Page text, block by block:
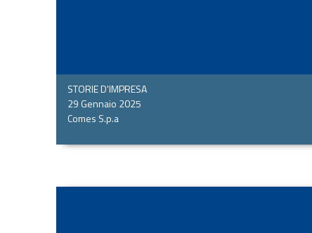
STORIE D'IMPRESA
29 Gennaio 2025
Comes S.p.a